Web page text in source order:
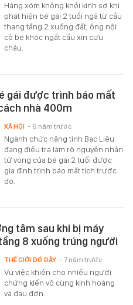
Hàng xóm không khỏi kinh sợ khi
phát hiện bé gái 2 tuổi ngã từ cầu
thang tầng 2 xuống đất, ông nội
cô bé khóc ngất cầu xin cứu
cháu.
gái được trình báo mất
nhà 400m
Ngành chức năng tỉnh Bạc Liêu
đang điều tra làm rõ nguyên nhân
tử vong của bé gái 2 tuổi được
gia đình trình báo mất tích trước
đó.
XÃ HỘI - 6 năm trước
tâm sau khi bị máy
8 xuống trúng người
Vụ việc khiến cho nhiều người
chứng kiến vô cùng kinh hoàng
và đau đớn.
THẾ GIỚI ĐÓ ĐÂY - 7 năm trước